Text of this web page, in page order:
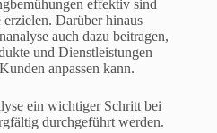
effektiv sind
Darüber hinaus
auch dazu beitragen,
und Dienstleistungen
anpassen kann.
ein wichtiger Schritt bei
durchgeführt werden.